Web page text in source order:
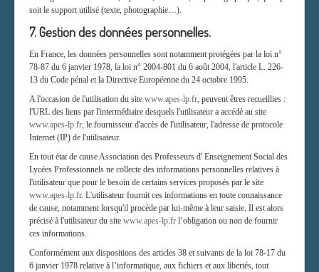
soit le support utilisé (texte, photographie…).
7. Gestion des données personnelles.
En France, les données personnelles sont notamment protégées par la loi n°
78-87 du 6 janvier 1978, la loi n° 2004-801 du 6 août 2004, l'article L. 226-
13 du Code pénal et la Directive Européenne du 24 octobre 1995.
A l'occasion de l'utilisation du site www.apes-lp.fr, peuvent êtres recueillies :
l'URL des liens par l'intermédiaire desquels l'utilisateur a accédé au site
www.apes-lp.fr, le fournisseur d'accès de l'utilisateur, l'adresse de protocole
Internet (IP) de l'utilisateur.
En tout état de cause Association des Professeurs d' Enseignement Social des
Lycées Professionnels ne collecte des informations personnelles relatives à
l'utilisateur que pour le besoin de certains services proposés par le site
www.apes-lp.fr. L'utilisateur fournit ces informations en toute connaissance
de cause, notamment lorsqu'il procède par lui-même à leur saisie. Il est alors
précisé à l'utilisateur du site www.apes-lp.fr l’obligation ou non de fournir
ces informations.
Conformément aux dispositions des articles 38 et suivants de la loi 78-17 du
6 janvier 1978 relative à l’informatique, aux fichiers et aux libertés, tout